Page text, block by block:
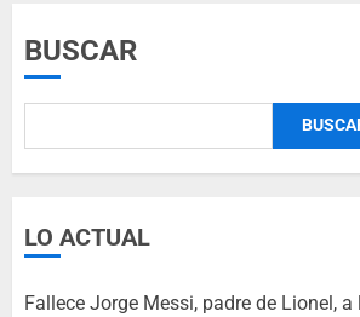
BUSCAR
LO ACTUAL
Fallece Jorge Messi, padre de Lionel,